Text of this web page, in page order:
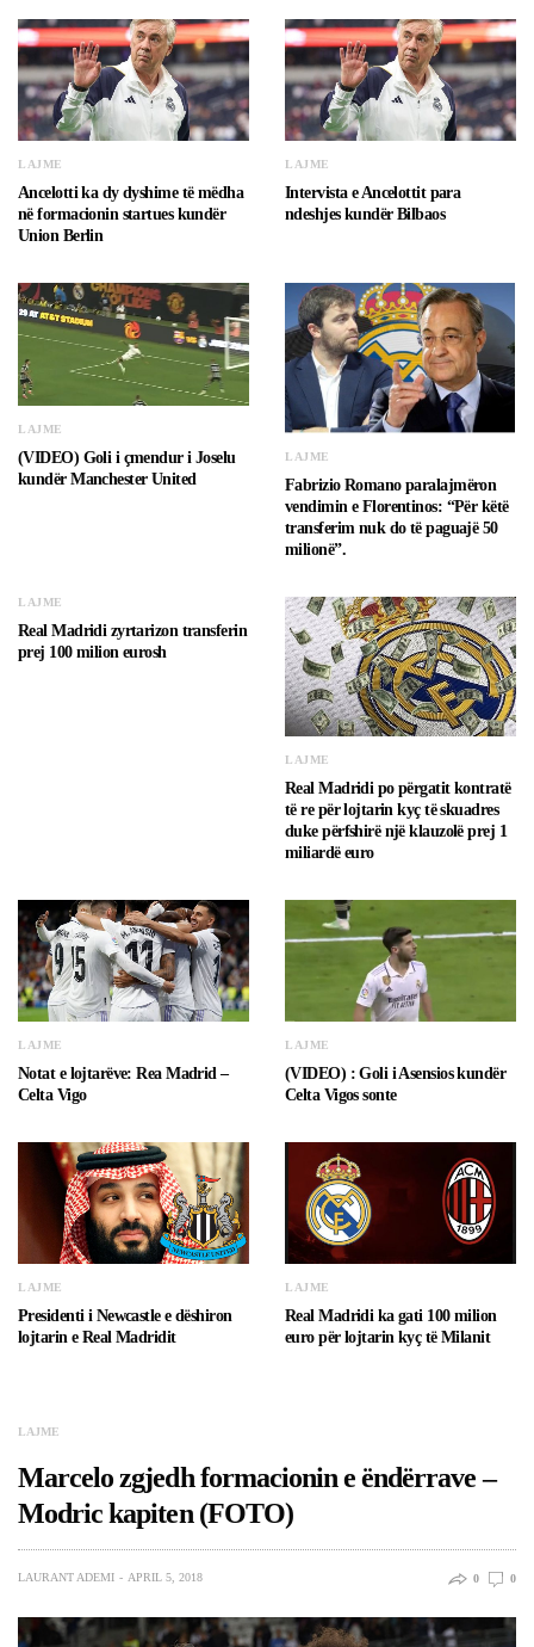
LAJME
Ancelotti ka dy dyshime të mëdha
në formacionin startues kundër
Union Berlin
LAJME
Intervista e Ancelottit para
ndeshjes kundër Bilbaos
LAJME
(VIDEO) Goli i çmendur i Joselu
kundër Manchester United
LAJME
Fabrizio Romano paralajmëron
vendimin e Florentinos: “Për këtë
transferim nuk do të paguajë 50
milionë”.
LAJME
Real Madridi zyrtarizon transferin
prej 100 milion eurosh
LAJME
Real Madridi po përgatit kontratë
të re për lojtarin kyç të skuadres
duke përfshirë një klauzolë prej 1
miliardë euro
LAJME
Notat e lojtarëve: Rea Madrid –
Celta Vigo
LAJME
(VIDEO) : Goli i Asensios kundër
Celta Vigos sonte
LAJME
Presidenti i Newcastle e dëshiron
lojtarin e Real Madridit
LAJME
Real Madridi ka gati 100 milion
euro për lojtarin kyç të Milanit
LAJME
Marcelo zgjedh formacionin e ëndërrave –
Modric kapiten (FOTO)
LAURANT ADEMI APRIL 5, 2018 0 0